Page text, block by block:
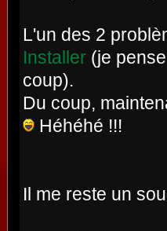
L'un des 2
Installer (je
coup).
Du coup,
Héhéhé !!!
Il me reste un